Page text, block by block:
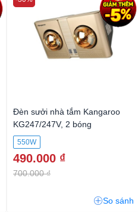
Đèn sưởi nhà tắm Kangaroo
KG247/247V, 2 bóng
550W
490.000 ₫
700.000 ₫
So sánh